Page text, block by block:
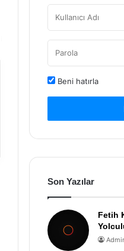
Beni hatırla
Son Yazılar
Fetih